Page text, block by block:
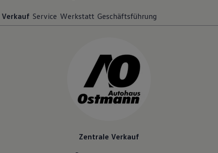
Verkauf Service Werkstatt Geschäftsführung
Zentrale Verkauf